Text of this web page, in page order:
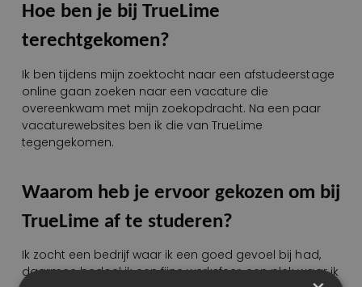
Hoe ben je bij TrueLime
terechtgekomen?
Ik ben tijdens mijn zoektocht naar een afstudeerstage
online gaan zoeken naar een vacature die
overeenkwam met mijn zoekopdracht. Na een paar
vacaturewebsites ben ik die van TrueLime
tegengekomen.
Waarom heb je ervoor gekozen om bij
TrueLime af te studeren?
Ik zocht een bedrijf waar ik een goed gevoel bij had,
daarmee bedoel ik een fijne werksfeer, een plek waar ik